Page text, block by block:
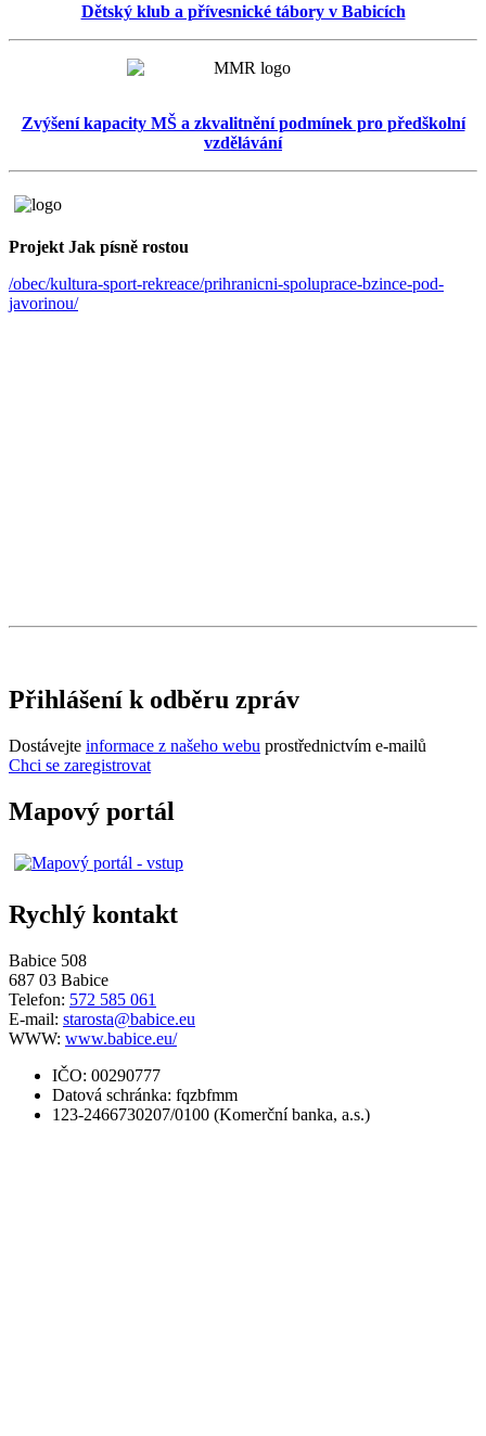
Dětský klub a přívesnické tábory v Babicích
Zvýšení kapacity MŠ a zkvalitnění podmínek pro předškolní
vzdělávání
Projekt Jak písně rostou
/obec/kultura-sport-rekreace/prihranicni-spoluprace-bzince-pod-
javorinou/
Přihlášení k odběru zpráv
Dostávejte informace z našeho webu prostřednictvím e-mailů
Chci se zaregistrovat
Mapový portál
Rychlý kontakt
Babice 508
687 03 Babice
Telefon: 572 585 061
E-mail: starosta@babice.eu
WWW: www.babice.eu/
IČO: 00290777
Datová schránka: fqzbfmm
123-2466730207/0100 (Komerční banka, a.s.)